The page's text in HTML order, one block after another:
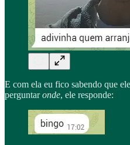
E com ela eu fico sabendo que
perguntaronde, ele responde: